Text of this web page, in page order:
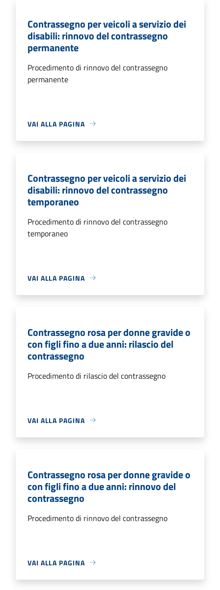
Contrassegno per veicoli a servizio dei
disabili: rinnovo del contrassegno
permanente
Procedimento di rinnovo del contrassegno
permanente
VAI ALLA PAGINA
Contrassegno per veicoli a servizio dei
disabili: rinnovo del contrassegno
temporaneo
Procedimento di rinnovo del contrassegno
temporaneo
VAI ALLA PAGINA
Contrassegno rosa per donne gravide o
con figli fino a due anni: rilascio del
contrassegno
Procedimento di rilascio del contrassegno
VAI ALLA PAGINA
Contrassegno rosa per donne gravide o
con figli fino a due anni: rinnovo del
contrassegno
Procedimento di rinnovo del contrassegno
VAI ALLA PAGINA